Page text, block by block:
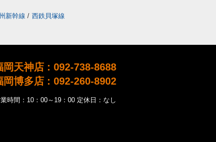
新幹線 / 西鉄貝塚線
岡天神店 : 092-738-8688
岡博多店 : 092-260-8902
時間：10：00～19：00 定休日：なし